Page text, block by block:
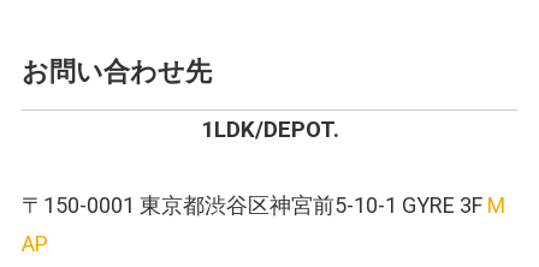
お問い合わせ先
1LDK/DEPOT.
〒150-0001 東京都渋谷区神宮前5-10-1 GYRE 3F M
AP